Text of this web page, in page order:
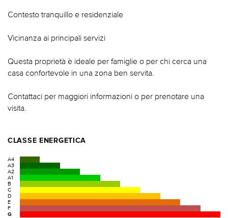
Contesto tranquillo e residenziale
Vicinanza ai principali servizi
Questa proprietà è ideale per famiglie o per chi cerca una
casa confortevole in una zona ben servita.
Contattaci per maggiori informazioni o per prenotare una
visita.
CLASSE ENERGETICA
A4
A3
A2
A1
B
C
D
E
F
G